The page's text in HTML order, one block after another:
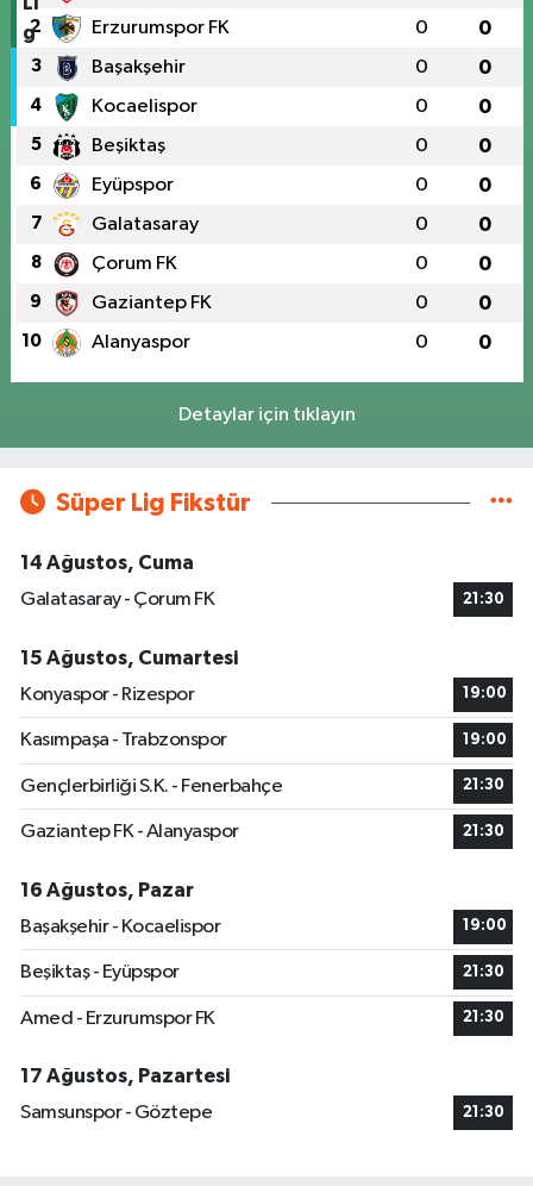
2 Erzurumspor FK 0 0
3 Başakşehir 0 0
4 Kocaelispor 0 0
5 Beşiktaş 0 0
6 Eyüpspor 0 0
7 Galatasaray 0 0
8 Çorum FK 0 0
9 Gaziantep FK 0 0
10 Alanyaspor 0 0
Detaylar için tıklayın
Süper Lig Fikstür
14 Ağustos, Cuma
Galatasaray - Çorum FK
21:30
15 Ağustos, Cumartesi
Konyaspor - Rizespor
19:00
Kasımpaşa - Trabzonspor 19:00
Gençlerbirliği S.K. - Fenerbahçe 21:30
Gaziantep FK - Alanyaspor 21:30
16 Ağustos, Pazar
Başakşehir - Kocaelispor
19:00
Beşiktaş - Eyüpspor 21:30
Amed - Erzurumspor FK 21:30
17 Ağustos, Pazartesi
Samsunspor - Göztepe
21:30